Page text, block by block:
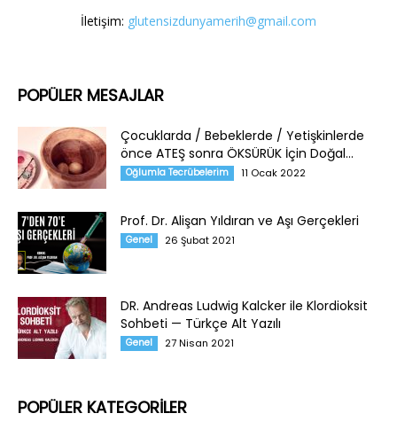
İletişim: glutensizdunyamerih@gmail.com
POPÜLER MESAJLAR
Çocuklarda / Bebeklerde / Yetişkinlerde
önce ATEŞ sonra ÖKSÜRÜK İçin Doğal...
Oğlumla Tecrübelerim 11 Ocak 2022
Prof. Dr. Alişan Yıldıran ve Aşı Gerçekleri
Genel 26 Şubat 2021
DR. Andreas Ludwig Kalcker ile Klordioksit
Sohbeti — Türkçe Alt Yazılı
Genel 27 Nisan 2021
POPÜLER KATEGORİLER